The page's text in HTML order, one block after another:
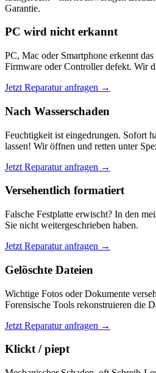
Garantie.
PC wird nicht erkannt
PC, Mac oder Smartphone erkennt
Firmware oder Controller defekt. Wir
Jetzt Reparatur anfragen →
Nach Wasserschaden
Feuchtigkeit ist eingedrungen. Sofort
lassen! Wir öffnen und retten unter
Jetzt Reparatur anfragen →
Versehentlich formatiert
Falsche Festplatte erwischt? In den
Sie nicht weitergeschrieben haben.
Jetzt Reparatur anfragen →
Gelöschte Dateien
Wichtige Fotos oder Dokumente
Forensische Tools rekonstruieren die
Jetzt Reparatur anfragen →
Klickt / piept